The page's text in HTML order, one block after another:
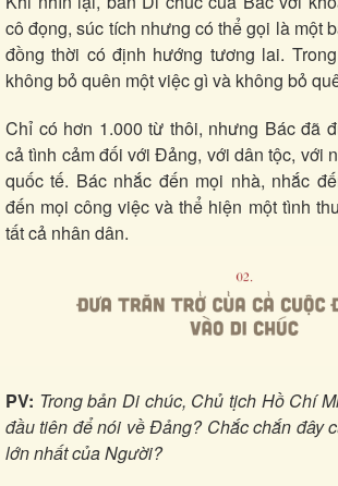
cô đọng, súc tích nhưng có thể gọi là một
đồng thời có định hướng tương lai.
không bỏ quên một việc gì và không bỏ
Chỉ có hơn 1.000 từ thôi, nhưng Bác đã
cả tình cảm đối với Đảng, với dân tộc, với
quốc tế. Bác nhắc đến mọi nhà, nhắc
đến mọi công việc và thể hiện một tình
tất cả nhân dân.
PV: Trong bản Di chúc, Chủ tịch Hồ Chí
đầu tiên để nói về Đảng? Chắc chắn đây
lớn nhất của Người?